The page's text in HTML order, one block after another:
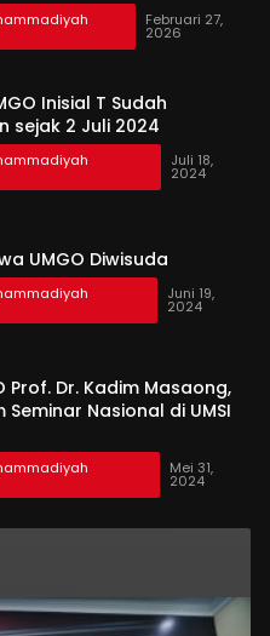
Februari 27,
2026
Inisial T Sudah
sejak 2 Juli 2024
Juli 18,
2024
UMGO Diwisuda
Juni 19,
2024
Prof. Dr. Kadim Masaong,
Seminar Nasional di UMSI
Mei 31,
2024